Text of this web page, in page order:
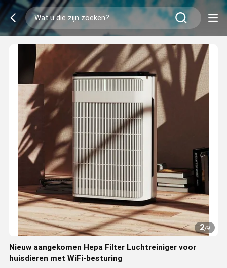
2/9
Nieuw aangekomen Hepa Filter Luchtreiniger voor
huisdieren met WiFi-besturing